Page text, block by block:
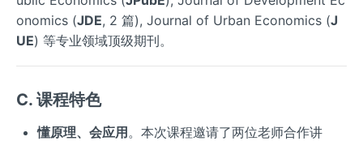
onomics (JDE, 2 篇), Journal of Urban Economics (J
UE) 等专业领域顶级期刊。
C. 课程特色
懂原理、会应用。本次课程邀请了两位老师合作讲